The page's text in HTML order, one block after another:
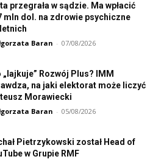
przegrała w sądzie. Ma wpłacić
mln dol. na zdrowie psychiczne
Baran - 07/08/2026
„lajkuje” Rozwój Plus? IMM
na jaki elektorat może liczyć
Morawiecki
Baran - 05/08/2026
Pietrzykowski został Head of
w Grupie RMF